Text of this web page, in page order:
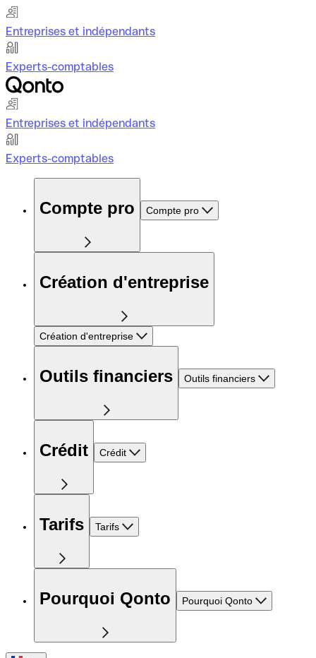
Entreprises et indépendants
Experts-comptables
Entreprises et indépendants
Experts-comptables
Compte pro Compte pro
Création d'entreprise
Création d'entreprise
Outils financiers Outils financiers
Crédit Crédit
Tarifs Tarifs
Pourquoi Qonto Pourquoi Qonto